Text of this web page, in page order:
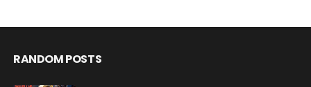
RANDOM POSTS